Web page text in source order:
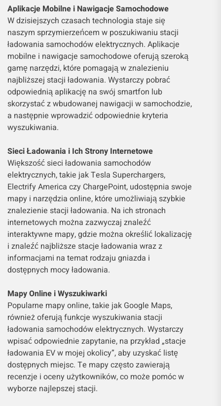
Aplikacje Mobilne i Nawigacje Samochodowe
W dzisiejszych czasach technologia staje się
naszym sprzymierzeńcem w poszukiwaniu stacji
ładowania samochodów elektrycznych. Aplikacje
mobilne i nawigacje samochodowe oferują szeroką
gamę narzędzi, które pomagają w znalezieniu
najbliższej stacji ładowania. Wystarczy pobrać
odpowiednią aplikację na swój smartfon lub
skorzystać z wbudowanej nawigacji w samochodzie,
a następnie wprowadzić odpowiednie kryteria
wyszukiwania.
Sieci Ładowania i Ich Strony Internetowe
Większość sieci ładowania samochodów
elektrycznych, takie jak Tesla Superchargers,
Electrify America czy ChargePoint, udostępnia swoje
mapy i narzędzia online, które umożliwiają szybkie
znalezienie stacji ładowania. Na ich stronach
internetowych można zazwyczaj znaleźć
interaktywne mapy, gdzie można określić lokalizację
i znaleźć najbliższe stacje ładowania wraz z
informacjami na temat rodzaju gniazda i
dostępnych mocy ładowania.
Mapy Online i Wyszukiwarki
Popularne mapy online, takie jak Google Maps,
również oferują funkcje wyszukiwania stacji
ładowania samochodów elektrycznych. Wystarczy
wpisać odpowiednie zapytanie, na przykład „stacje
ładowania EV w mojej okolicy”, aby uzyskać listę
dostępnych miejsc. Te mapy często zawierają
recenzje i oceny użytkowników, co może pomóc w
wyborze najlepszej stacji.